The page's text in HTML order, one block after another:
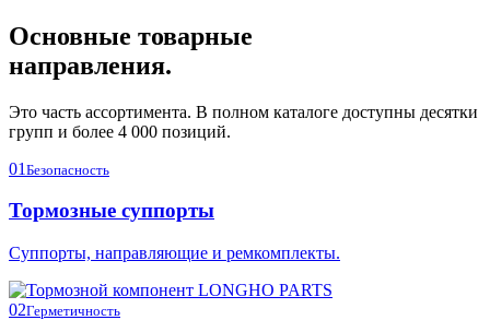
Основные товарные
направления.
Это часть ассортимента. В полном каталоге доступны десятки
групп и более 4 000 позиций.
01 Безопасность
Тормозные суппорты
Суппорты, направляющие и ремкомплекты.
02Герметичность